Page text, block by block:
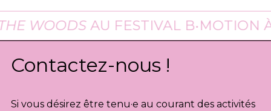
AU FESTIVAL B•MOTION À
Contactez-nous !
Si vous désirez être tenu·e au courant des activités